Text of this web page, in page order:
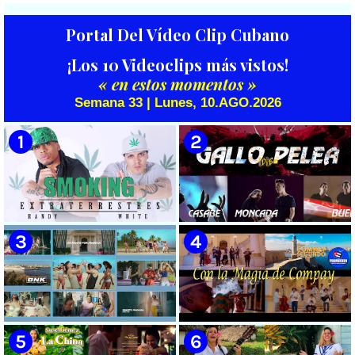
Portal Del Vídeo Clip Cubano
¡Los 10 Videoclips más vistos!
« en estos momentos »
Semana 33 | Lunes, 10.AGO.2026
🟡 Randy & White -
Extraterrestres - ¨Smoking¨ -
Videoclip - Dirección: Pepe
Salom
🟡 Casabe & Moncada & Buena
Fe - ¨Gallo de pelea¨ - Videoclip
- Dirección: Omar Leyva